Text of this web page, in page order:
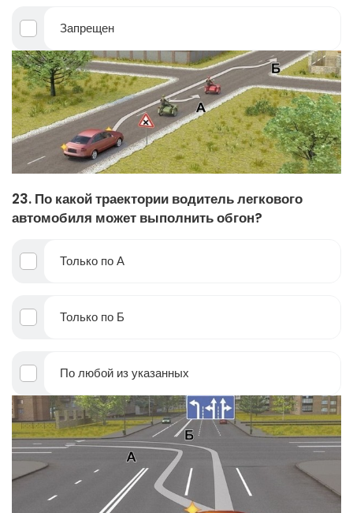
Запрещен
23. По какой траектории водитель легкового
автомобиля может выполнить обгон?
Только по А
Только по Б
По любой из указанных